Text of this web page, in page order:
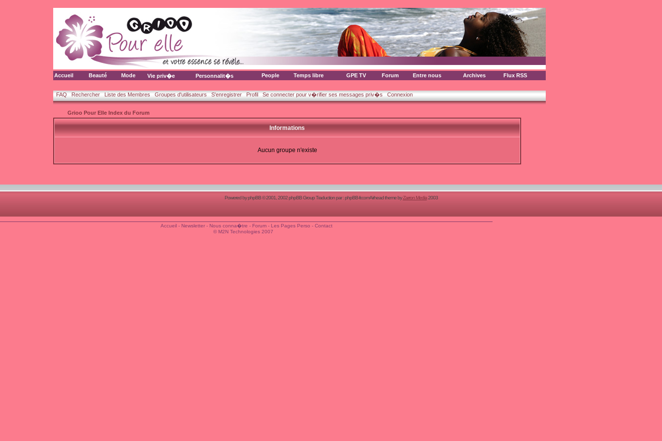
Accueil Beauté Mode Vie priv�e Personnalit�s People Temps libre GPE TV Forum Entre nous Archives Flux RSS
FAQ Rechercher Liste des Membres Groupes d'utilisateurs S'enregistrer Profil Se connecter pour v�rifier ses messages priv�s Connexion
Grioo Pour Elle Index du Forum
Informations
Aucun groupe n'existe
Powered byphpBB© 2001, 2002 phpBB Group Traduction par :phpBB-fr.comAirhead theme byZarron Media2003
Accueil- Newsletter- Nous conna�tre - Forum- Les Pages Perso - Contact
© M2N Technologies 2007